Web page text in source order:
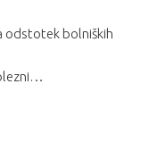
odstotek bolniških